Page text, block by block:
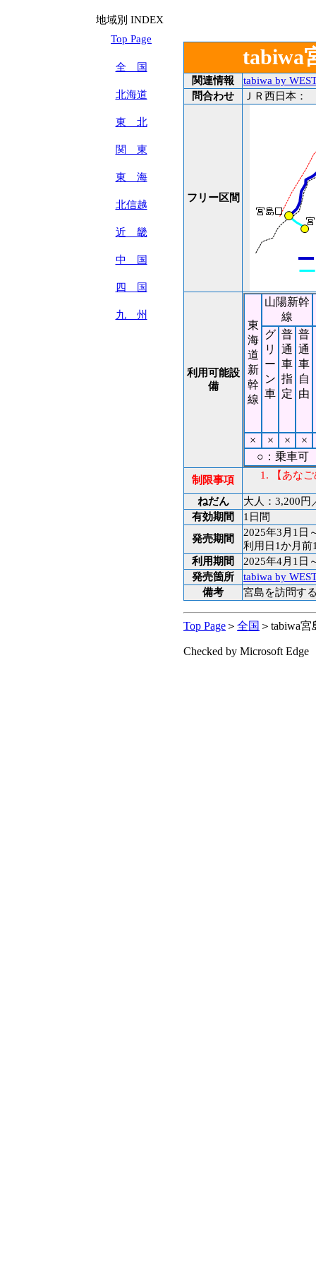
地域別 INDEX
Top Page
全 国
北海道
東 北
関 東
東 海
北信越
近 畿
中 国
四 国
九 州
tabiwa
関連情報
tabiwa by
問合わせ
ＪＲ西日本：
フリー区間
利用可能設
備
東
海
道
新
幹
線
山陽新幹
線
グ
リ
ー
ン
車
普
通
車
指
定
普
通
車
自
由
× × ×
×
○：乗車可
制限事項 【あな
ねだん
大人：3,200円
有効期間
1日間
発売期間
2025年3月1日
利用日1か月前
利用期間
2025年4月1日
発売箇所
tabiwa by
備考
宮島を訪問す
Top Page ＞ 全国 ＞tabiwa
Checked by Microsoft Edge